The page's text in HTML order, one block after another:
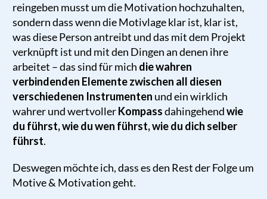
reingeben musst um die Motivation hochzuhalten,
sondern dass wenn die Motivlage klar ist, klar ist,
was diese Person antreibt und das mit dem Projekt
verknüpft ist und mit den Dingen an denen ihre
arbeitet – das sind für mich die wahren
verbindenden Elemente zwischen all diesen
verschiedenen Instrumenten und ein wirklich
wahrer und wertvollerKompassdahingehendwie
du führst, wie du wen führst, wie du dich selber
führst.
Deswegen möchte ich, dass es den Rest der Folge um
Motive & Motivation geht.